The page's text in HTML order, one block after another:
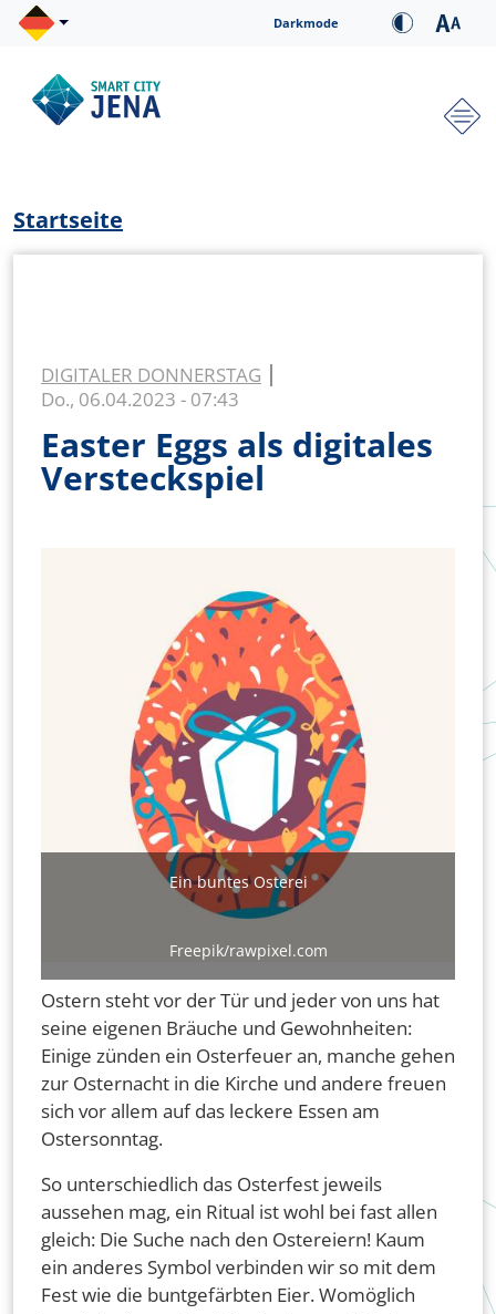
Direkt zum Inhalt Darkmode
Pfadnavigation
Startseite
DIGITALER DONNERSTAG
Do., 06.04.2023 - 07:43
Easter Eggs als digitales
Versteckspiel
Ein buntes Osterei
Freepik/rawpixel.com
Ostern steht vor der Tür und jeder von uns hat
seine eigenen Bräuche und Gewohnheiten:
Einige zünden ein Osterfeuer an, manche gehen
zur Osternacht in die Kirche und andere freuen
sich vor allem auf das leckere Essen am
Ostersonntag.
So unterschiedlich das Osterfest jeweils
aussehen mag, ein Ritual ist wohl bei fast allen
gleich: Die Suche nach den Ostereiern! Kaum
ein anderes Symbol verbinden wir so mit dem
Fest wie die buntgefärbten Eier. Womöglich
Cookie-Einstellungen